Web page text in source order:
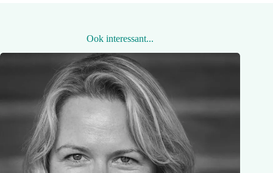
Ook interessant...